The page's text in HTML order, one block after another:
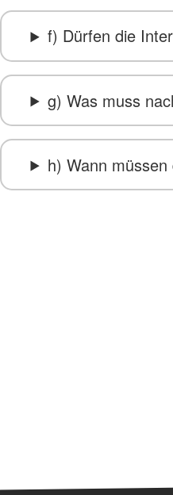
f) Dürfen die
g) Was muss
h) Wann